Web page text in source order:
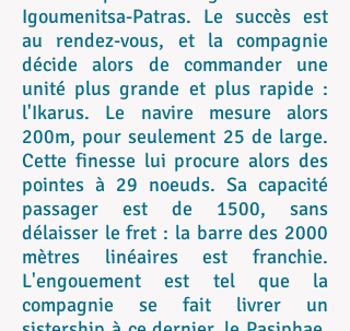
Igoumenitsa-Patras. Le succès est
au rendez-vous, et la compagnie
décide alors de commander une
unité plus grande et plus rapide :
l'Ikarus. Le navire mesure alors
200m, pour seulement 25 de large.
Cette finesse lui procure alors des
pointes à 29 noeuds. Sa capacité
passager est de 1500, sans
délaisser le fret : la barre des 2000
mètres linéaires est franchie.
L'engouement est tel que la
compagnie se fait livrer un